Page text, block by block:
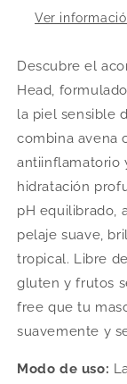
Ver
Descubre el
Head,
la piel sensible
combina avena
antiinflamatorio
hidratación
pH equilibrado,
pelaje suave,
tropical. Libre
gluten y frutos
free que tu
suavemente y
Modo de uso: